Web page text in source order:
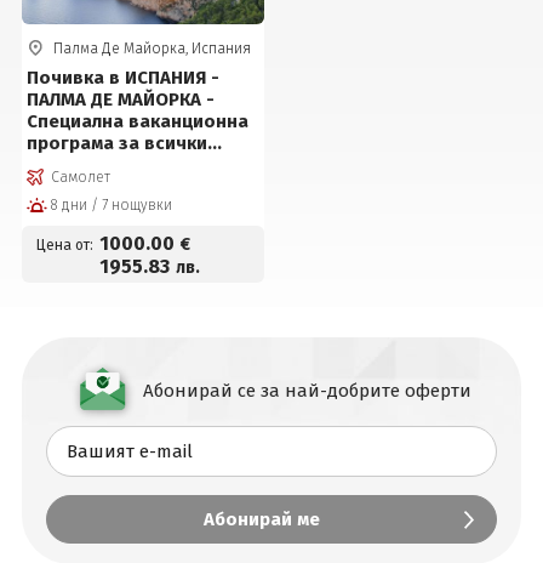
Палма Де Майорка, Испания
Почивка в ИСПАНИЯ -
ПАЛМА ДЕ МАЙОРКА -
Специална ваканционна
програма за всички
възрасти! Всички дати са
гарантирани!
Самолет
8 дни / 7 нощувки
Цена от: 1000.00 €
1955.83 лв.
Абонирай се за най-добрите оферти